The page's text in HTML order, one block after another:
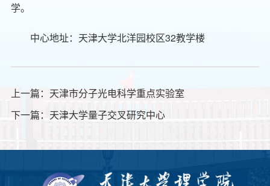
学。
中心地址：天津大学北洋园校区32教学楼
上一篇： 天津市分子光电科学重点实验室
下一篇： 天津大学量子交叉研究中心